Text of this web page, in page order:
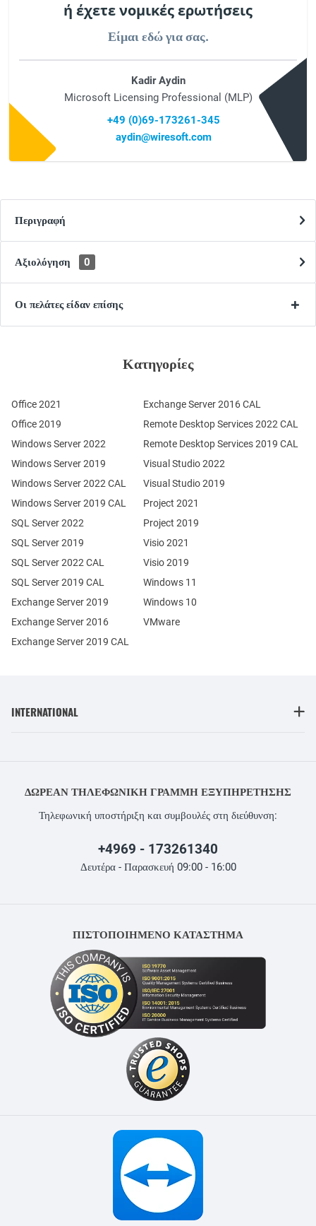
ή έχετε νομικές ερωτήσεις
Είμαι εδώ για σας.
Kadir Aydin
Microsoft Licensing Professional (MLP)
+49 (0)69-173261-345
aydin@wiresoft.com
Περιγραφή
Αξιολόγηση 0
Οι πελάτες είδαν επίσης
Κατηγορίες
Office 2021
Office 2019
Windows Server 2022
Windows Server 2019
Exchange Server 2019
Exchange Server 2016
SQL Server 2022
SQL Server 2019
Windows Server 2022 CAL
Windows Server 2019 CAL
SQL Server 2022 CAL
SQL Server 2019 CAL
Remote Desktop Services 2022 CAL
Remote Desktop Services 2019 CAL
Exchange Server 2019 CAL
Exchange Server 2016 CAL
Visual Studio 2022
Visual Studio 2019
Project 2021
Project 2019
Visio 2021
Visio 2019
Windows 11
Windows 10
VMware
INTERNATIONAL
ΔΩΡΕΆΝ ΤΗΛΕΦΩΝΙΚΉ ΓΡΑΜΜΉ ΕΞΥΠΗΡΈΤΗΣΗΣ
Τηλεφωνική υποστήριξη και συμβουλές στη διεύθυνση:
+4969 - 173261340
Δευτέρα - Παρασκευή 09:00 - 16:00
ΠΙΣΤΟΠΟΙΗΜΕΝΟ ΚΑΤΑΣΤΗΜΑ